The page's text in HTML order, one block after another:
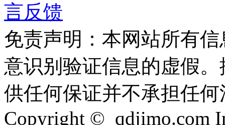
言反馈
免责声明：本网站所有
意识别验证信息的虚假
供任何保证并不承担任
Copyright © qdjimo.com